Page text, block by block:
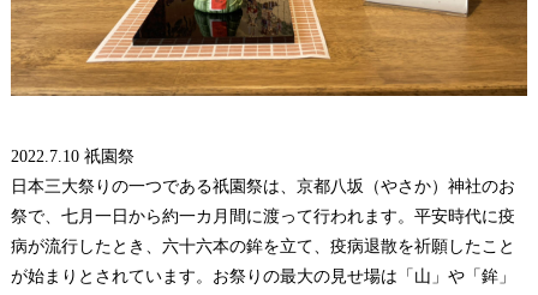
2022.7.10 祇園祭
日本三大祭りの一つである祇園祭は、京都八坂（やさか）神社のお
祭で、七月一日から約一カ月間に渡って行われます。平安時代に疫
病が流行したとき、六十六本の鉾を立て、疫病退散を祈願したこと
が始まりとされています。お祭りの最大の見せ場は「山」や「鉾」